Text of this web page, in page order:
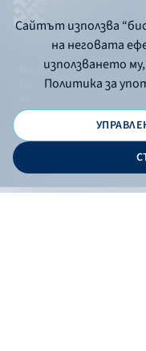
Политика за употреба на
Политика за
© 2026 - Българска банка за
Сайтът използва
на неговата
използването
Политика за